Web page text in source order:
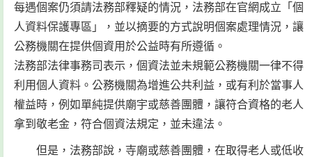
每遇個案仍須請法務部釋疑的情況，法務部在官網成立「個
人資料保護專區」，並以摘要的方式說明個案處理情況，讓
公務機關在提供個資用於公益時有所遵循。
法務部法律事務司表示，個資法並未規範公務機關一律不得
利用個人資料。公務機關為增進公共利益，或有利於當事人
權益時，例如單純提供廟宇或慈善團體，讓符合資格的老人
拿到敬老金，符合個資法規定，並未違法。
但是，法務部說，寺廟或慈善團體，在取得老人或低收